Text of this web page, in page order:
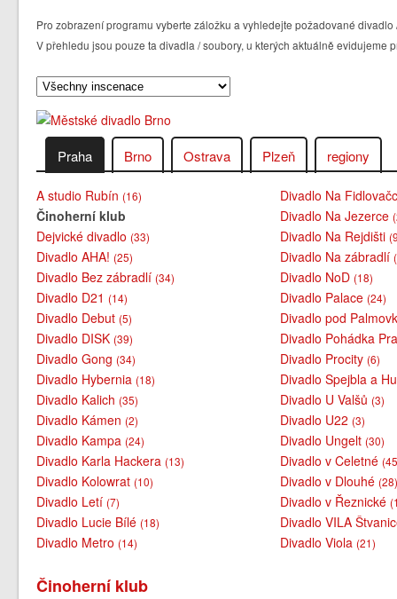
Pro zobrazení programu vyberte záložku a vyhledejte požadované
V přehledu jsou pouze ta divadla / soubory, u kterých aktuálně evidujeme
Praha Brno Ostrava Plzeň regiony
A studio Rubín(16)
Činoherní klub
Dejvické divadlo(33)
Divadlo AHA!(25)
Divadlo Bez zábradlí(34)
Divadlo D21(14)
Divadlo Debut(5)
Divadlo DISK(39)
Divadlo Gong(34)
Divadlo Hybernia(18)
Divadlo Kalich(35)
Divadlo Kámen(2)
Divadlo Kampa(24)
Divadlo Karla Hackera(13)
Divadlo Kolowrat(10)
Divadlo Letí(7)
Divadlo Lucie Bílé(18)
Divadlo Metro(14)
Divadlo Na
Divadlo Na Jezerce
Divadlo Na Rejdišti
Divadlo Na zábradlí
Divadlo NoD(18)
Divadlo Palace(24)
Divadlo pod
Divadlo Pohádka
Divadlo Procity(6)
Divadlo Spejbla a
Divadlo U Valšů(3)
Divadlo U22(3)
Divadlo Ungelt(30)
Divadlo v Celetné
Divadlo v Dlouhé
Divadlo v Řeznické
Divadlo VILA
Divadlo Viola(21)
Činoherní klub